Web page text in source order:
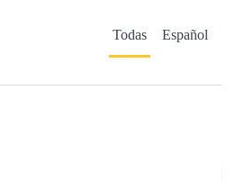
Todas Español